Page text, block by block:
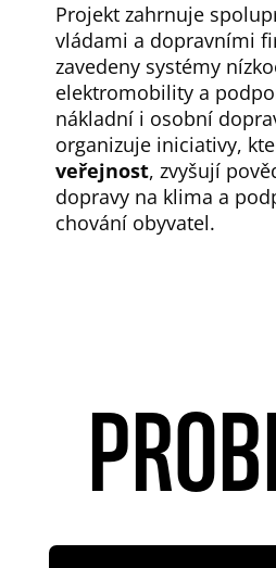
Projekt zahrnuje
vládami a dopravními
zavedeny systémy
elektromobility a
nákladní i osobní
organizuje iniciativy,
veřejnost, zvyšují
dopravy na klima a
chování obyvatel.